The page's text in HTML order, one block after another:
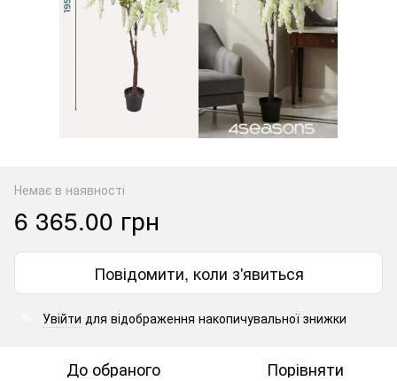
Немає в наявності
6 365.00 грн
Повідомити, коли з'явиться
Увійти для відображення накопичувальної знижки
До обраного Порівняти